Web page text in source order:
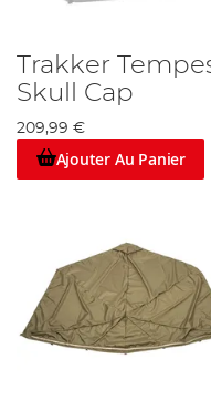
Trakker
Skull Cap
209,99 €
Ajouter Au Panier